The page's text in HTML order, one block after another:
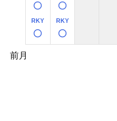
○
RKY
○
○
RKY
○
前月